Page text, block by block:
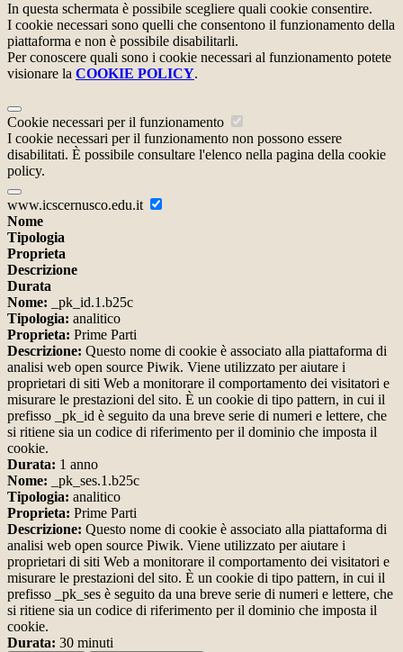
In questa schermata è possibile scegliere quali cookie consentire.
I cookie necessari sono quelli che consentono il funzionamento della
piattaforma e non è possibile disabilitarli.
Per conoscere quali sono i cookie necessari al funzionamento potete
visionare la COOKIE POLICY.
Cookie necessari per il funzionamento
I cookie necessari per il funzionamento non possono essere
disabilitati. È possibile consultare l'elenco nella pagina della cookie
policy.
www.icscernusco.edu.it
Nome
Tipologia
Proprieta
Descrizione
Durata
Nome: _pk_id.1.b25c
Tipologia: analitico
Proprieta: Prime Parti
Descrizione: Questo nome di cookie è associato alla piattaforma di
analisi web open source Piwik. Viene utilizzato per aiutare i
proprietari di siti Web a monitorare il comportamento dei visitatori e
misurare le prestazioni del sito. È un cookie di tipo pattern, in cui il
prefisso _pk_id è seguito da una breve serie di numeri e lettere, che
si ritiene sia un codice di riferimento per il dominio che imposta il
cookie.
Durata: 1 anno
Nome: _pk_ses.1.b25c
Tipologia: analitico
Proprieta: Prime Parti
Descrizione: Questo nome di cookie è associato alla piattaforma di
analisi web open source Piwik. Viene utilizzato per aiutare i
proprietari di siti Web a monitorare il comportamento dei visitatori e
misurare le prestazioni del sito. È un cookie di tipo pattern, in cui il
prefisso _pk_ses è seguito da una breve serie di numeri e lettere, che
si ritiene sia un codice di riferimento per il dominio che imposta il
cookie.
Durata: 30 minuti